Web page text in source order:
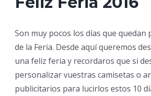
Son muy pocos los días que quedan
de la Feria. Desde aquí queremos
una feliz feria y recordaros que si
personalizar vuestras camisetas o
publicitarios para lucirlos estos 10